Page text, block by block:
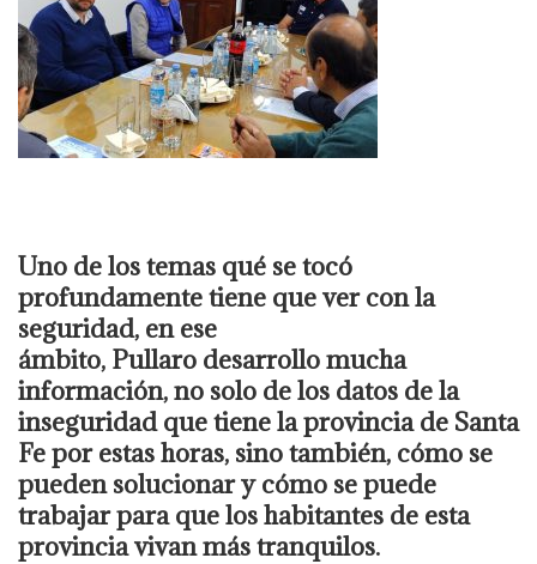
Uno de los temas qué se tocó
profundamente tiene que ver con la
seguridad, en ese
ámbito, Pullaro desarrollo mucha
información, no solo de los datos de la
inseguridad que tiene la provincia de Santa
Fe por estas horas, sino también, cómo se
pueden solucionar y cómo se puede
trabajar para que los habitantes de esta
provincia vivan más tranquilos.